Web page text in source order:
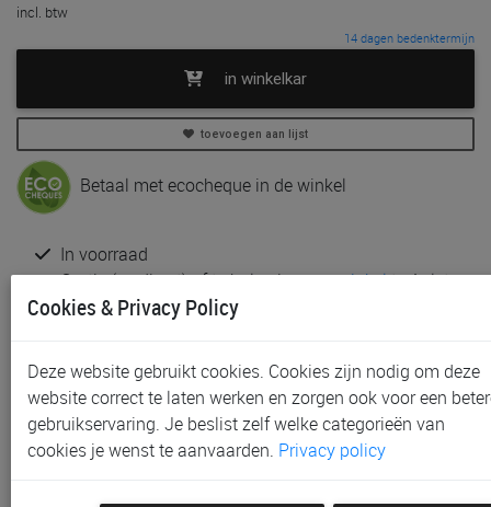
incl. btw
14 dagen bedenktermijn
in winkelkar
toevoegen aan lijst
Betaal met ecocheque in de winkel
In voorraad
Gratis (en direct) af te halen in onzewinkelte Aalst
Niet meer verkrijgbaar in onze
Gratis verzending vanaf € 80 *
Productinformatie & specificaties
Voorraad bij Paradisio
Cookies & Privacy Policy
Deze website gebruikt cookies. Cookies zijn nodig om deze
website correct te laten werken en zorgen ook voor een
gebruikservaring. Je beslist zelf welke categorieën van
cookies je wenst te aanvaarden. Privacy policy